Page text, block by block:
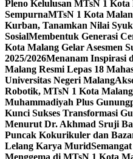
Pleno Kelulusan MTsN 1
SempurnaMTsN 1 Kota
Kurban, Tanamkan Nilai
SosialMembentuk Generasi
Kota Malang Gelar Asesmen
2025/2026Menanam Inspirasi
Malang Resmi Lepas 18
Universitas Negeri Malang
Robotik, MTsN 1 Kota
Muhammadiyah Plus
Kunci Sukses Transformasi
Menurut Dr. Akhmad Sruji
Puncak Kokurikuler dan
Lelang Karya Murid
Menggema di MTsN 1 Kota